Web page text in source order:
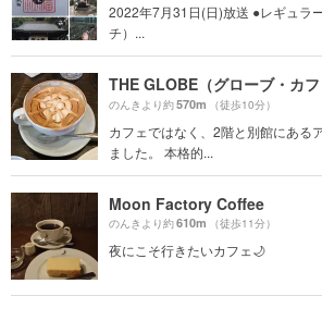
2022年7月31日(日)放送 ●レギュラ
チ）...
THE GLOBE（グローブ・カフ
のんきより約570m （徒歩10分）
カフェではなく、2階と別館にある
ました。 本格的...
Moon Factory Coffee
のんきより約610m （徒歩11分）
夜にこそ行きたいカフェ🌙